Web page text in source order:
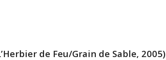
de Feu/Grain de Sable, 2005)